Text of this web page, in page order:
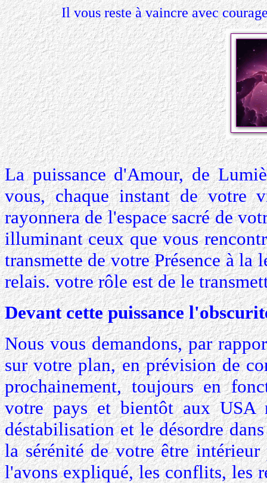
Il vous reste à vaincre avec
La puissance d'Amour, de
vous, chaque instant de votre
rayonnera de l'espace sacré de
illuminant ceux que vous
transmette de votre Présence à la
relais. votre rôle est de le
Devant cette puissance
Nous vous demandons, par
sur votre plan, en prévision de
prochainement, toujours en
votre pays et bientôt aux USA
déstabilisation et le désordre
la sérénité de votre être
l'avons expliqué, les conflits, les